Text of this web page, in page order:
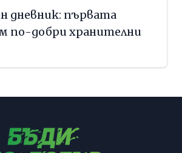
дневник: първата
по-добри хранителни